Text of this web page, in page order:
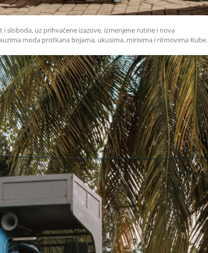
sloboda, uz prihvaćene izazove, izmenjene rutine i nova
moda protkana bojama, ukusima, mirisima i ritmovima Kube.